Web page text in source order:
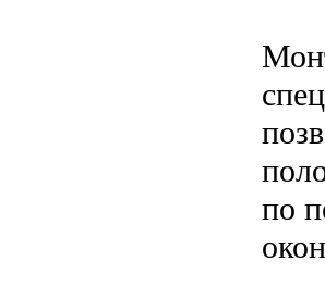
по